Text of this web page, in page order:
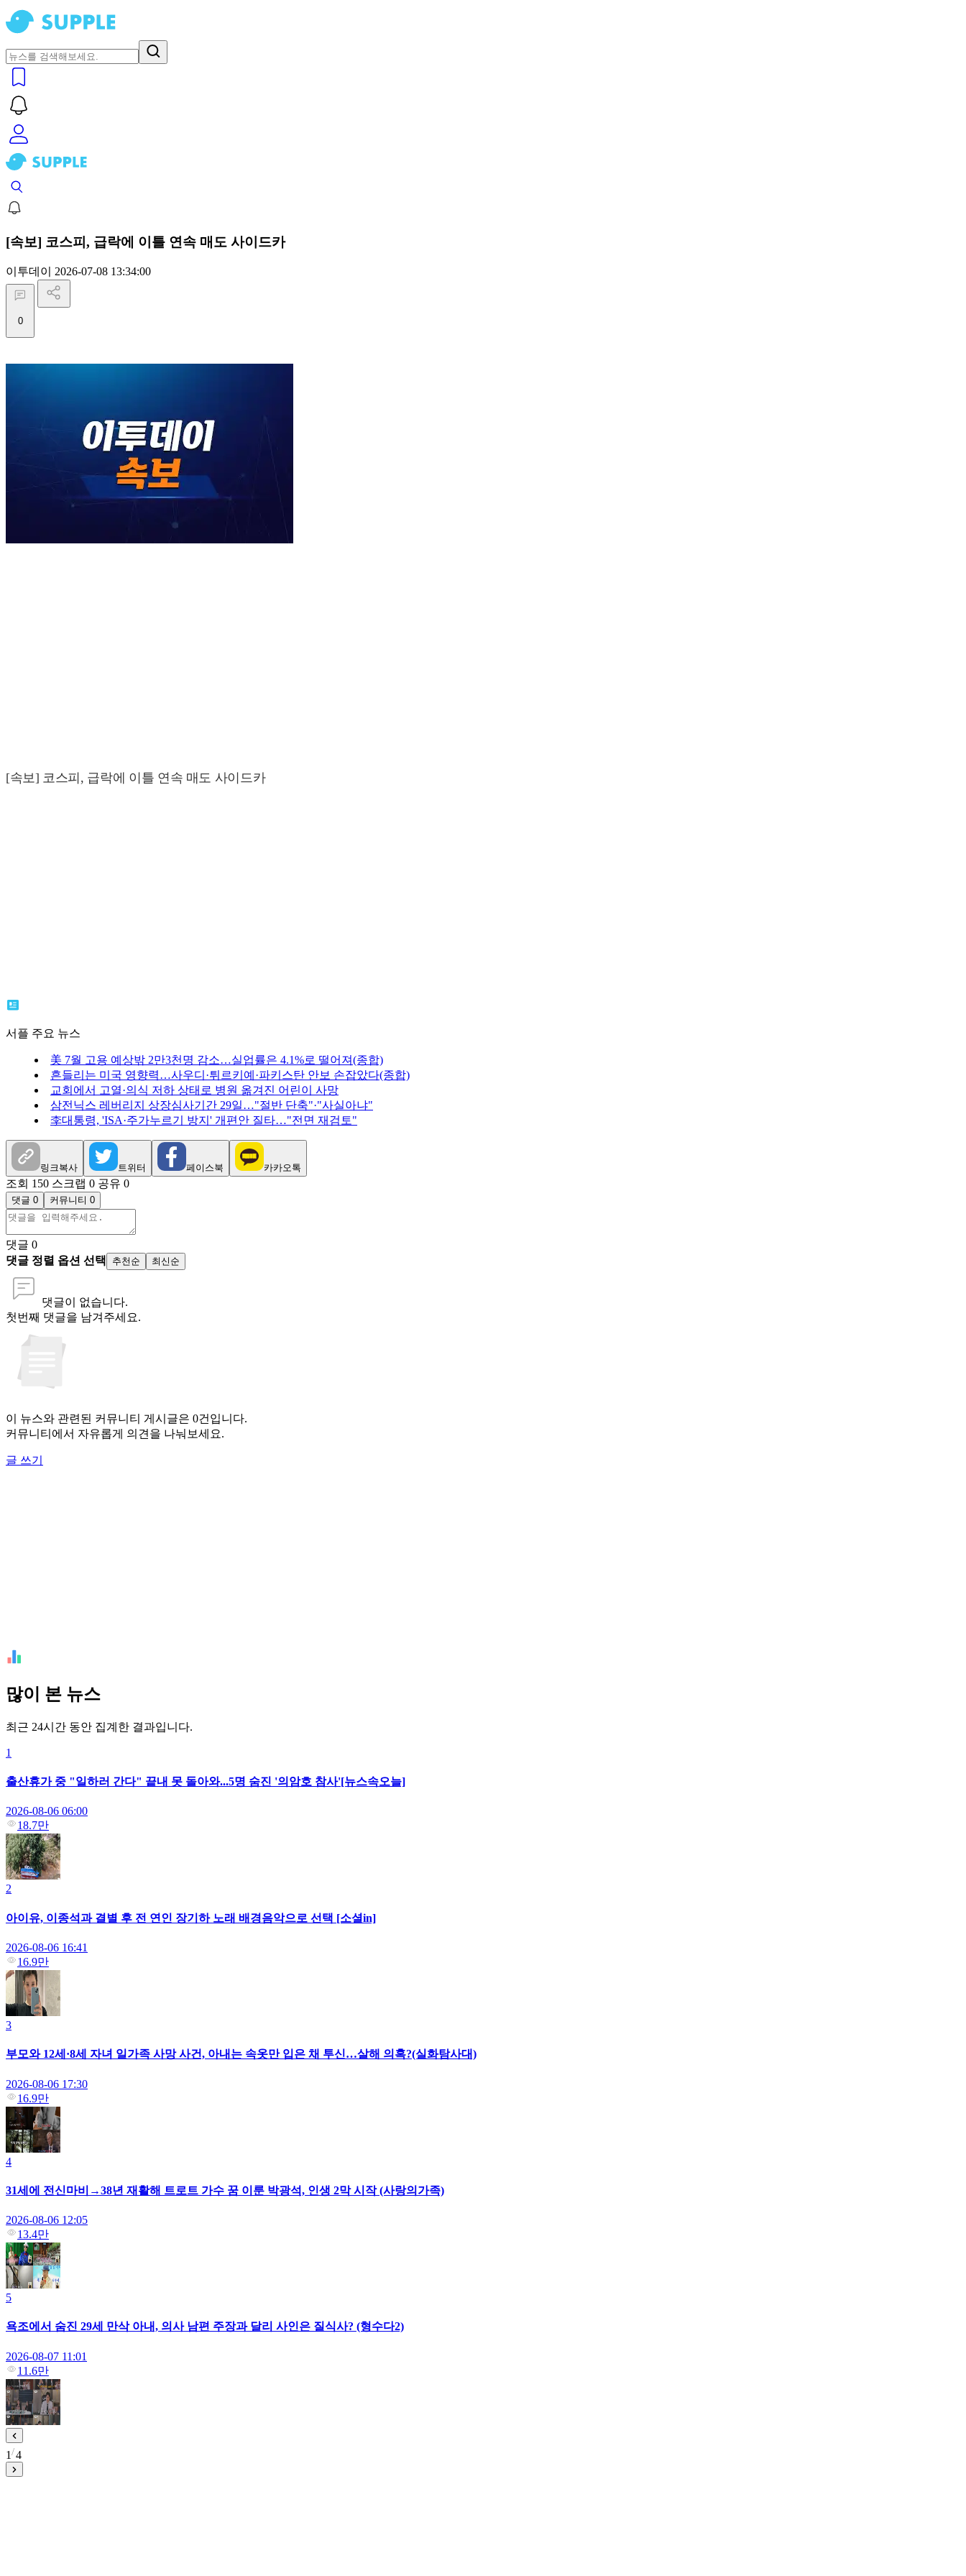
[속보] 코스피, 급락에 이틀 연속 매도 사이드카
이투데이 2026-07-08 13:34:00
0
[속보] 코스피, 급락에 이틀 연속 매도 사이드카
서플 주요 뉴스
美 7월 고용 예상밖 2만3천명 감소…실업률은 4.1%로 떨어져(종합)
흔들리는 미국 영향력…사우디·튀르키예·파키스탄 안보 손잡았다(종합)
교회에서 고열·의식 저하 상태로 병원 옮겨진 어린이 사망
삼전닉스 레버리지 상장심사기간 29일…"절반 단축"·"사실아냐"
李대통령, 'ISA·주가누르기 방지' 개편안 질타…"전면 재검토"
링크복사 트위터 페이스북 카카오톡
조회 150 스크랩 0 공유 0
댓글 0 커뮤니티 0
댓글 0
댓글 정렬 옵션 선택
추천순 최신순
댓글이 없습니다.
첫번째 댓글을 남겨주세요.
이 뉴스와 관련된 커뮤니티 게시글은 0건입니다.
커뮤니티에서 자유롭게 의견을 나눠보세요.
글 쓰기
많이 본 뉴스
최근 24시간 동안 집계한 결과입니다.
1
출산휴가 중 "일하러 간다" 끝내 못 돌아와...5명 숨진 '의암호 참사'[뉴스속오늘]
2026-08-06 06:00
18.7만
2
아이유, 이종석과 결별 후 전 연인 장기하 노래 배경음악으로 선택 [소셜in]
2026-08-06 16:41
16.9만
3
부모와 12세·8세 자녀 일가족 사망 사건, 아내는 속옷만 입은 채 투신…살해 의혹?(실화탐사대)
2026-08-06 17:30
16.9만
4
31세에 전신마비→38년 재활해 트로트 가수 꿈 이룬 박광석, 인생 2막 시작 (사랑의가족)
2026-08-06 12:05
13.4만
5
욕조에서 숨진 29세 만삭 아내, 의사 남편 주장과 달리 사인은 질식사? (형수다2)
2026-08-07 11:01
11.6만
1 4